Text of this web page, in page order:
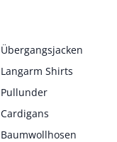
Shirts